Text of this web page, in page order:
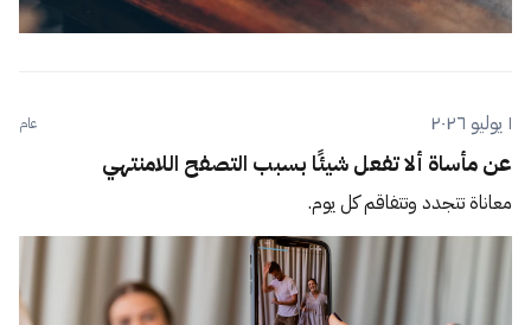
١ يوليو ٢٠٢٦ عام
عن مأساة ألا تفعل شيئًا بسبب التصفح اللامنتهي
معاناة تتجدد وتتفاقم كل يوم.